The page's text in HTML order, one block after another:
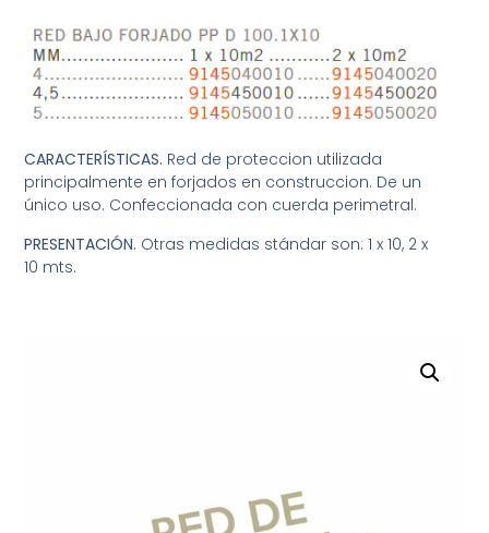
CARACTERÍSTICAS. Red de proteccion utilizada
principalmente en forjados en construccion. De un
único uso. Confeccionada con cuerda perimetral.
PRESENTACIÓN. Otras medidas stándar son: 1 x 10, 2 x
10 mts.